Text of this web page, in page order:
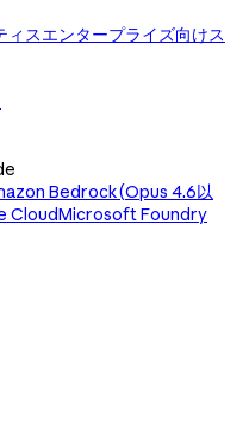
ィスエンタープライズ向けス
Bedrock(Opus 4.6以
CloudMicrosoft Foundry